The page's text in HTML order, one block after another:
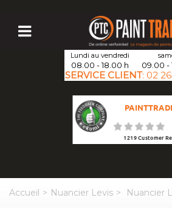
Lundi au vendredi
08.00 - 18.00 h 09.00 -
SERVICE CLIENT: 02
1219Customer
Accueil > Nuancier Levis > Nuancier